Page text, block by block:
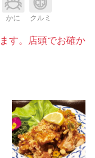
かに クルミ
す。店頭でお確か